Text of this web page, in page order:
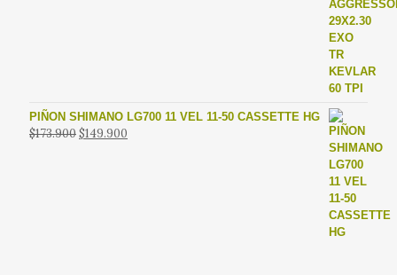
PIÑON SHIMANO LG700 11 VEL 11-50 CASSETTE HG
$173.900El
$149.900